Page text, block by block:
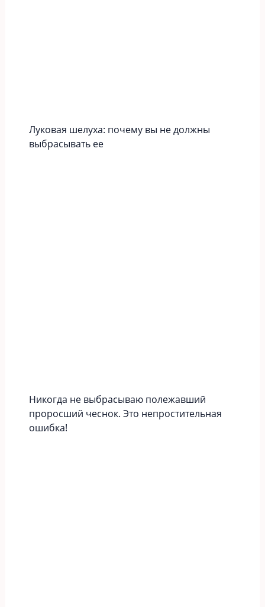
Луковая шелуха: почему вы не должны
выбрасывать ее
Никогда не выбрасываю полежавший
проросший чеснок. Это непростительная
ошибка!